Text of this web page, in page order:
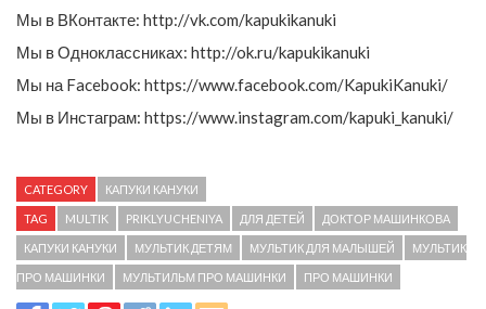
Мы в ВКонтакте: http://vk.com/kapukikanuki
Мы в Одноклассниках: http://ok.ru/kapukikanuki
Мы на Facebook: https://www.facebook.com/KapukiKanuki/
Мы в Инстаграм: https://www.instagram.com/kapuki_kanuki/
CATEGORY КАПУКИ КАНУКИ
TAG MULTIK PRIKLYUCHENIYA ДЛЯ ДЕТЕЙ ДОКТОР МАШИНКОВА
КАПУКИ КАНУКИ МУЛЬТИК ДЕТЯМ МУЛЬТИК ДЛЯ МАЛЫШЕЙ МУЛЬТИК
ПРО МАШИНКИ МУЛЬТИЛЬМ ПРО МАШИНКИ ПРО МАШИНКИ